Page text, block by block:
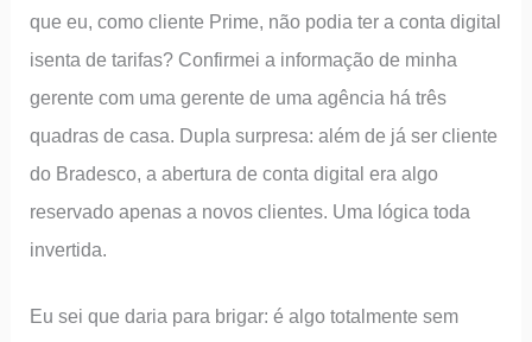
que eu, como cliente Prime, não podia ter a conta digital
isenta de tarifas? Confirmei a informação de minha
gerente com uma gerente de uma agência há três
quadras de casa. Dupla surpresa: além de já ser cliente
do Bradesco, a abertura de conta digital era algo
reservado apenas a novos clientes. Uma lógica toda
invertida.
Eu sei que daria para brigar: é algo totalmente sem